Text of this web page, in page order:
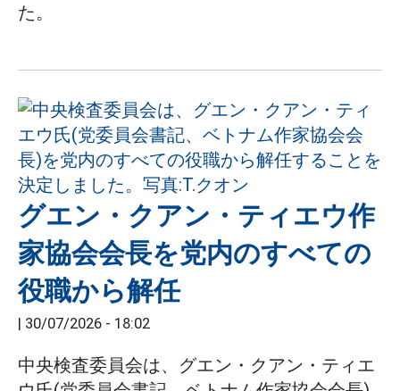
た。
グエン・クアン・ティエウ作
家協会会長を党内のすべての
役職から解任
| 30/07/2026 - 18:02
中央検査委員会は、グエン・クアン・ティエ